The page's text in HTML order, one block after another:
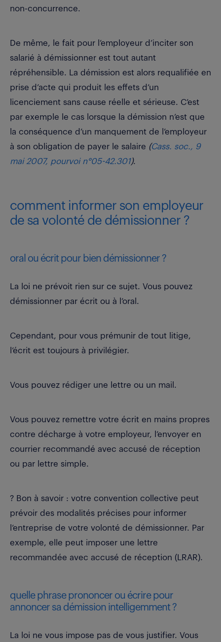
non-concurrence.
De même, le fait pour l’employeur d’inciter son
salarié à démissionner est tout autant
répréhensible. La démission est alors requalifiée en
prise d’acte qui produit les effets d’un
licenciement sans cause réelle et sérieuse. C’est
par exemple le cas lorsque la démission n’est que
la conséquence d’un manquement de l’employeur
à son obligation de payer le salaire (Cass. soc., 9
mai 2007, pourvoi n°05-42.301).
comment informer son employeur
de sa volonté de démissionner ?
oral ou écrit pour bien démissionner ?
La loi ne prévoit rien sur ce sujet. Vous pouvez
démissionner par écrit ou à l’oral.
Cependant, pour vous prémunir de tout litige,
l’écrit est toujours à privilégier.
Vous pouvez rédiger une lettre ou un mail.
Vous pouvez remettre votre écrit en mains propres
contre décharge à votre employeur, l’envoyer en
courrier recommandé avec accusé de réception
ou par lettre simple.
? Bon à savoir : votre convention collective peut
prévoir des modalités précises pour informer
l’entreprise de votre volonté de démissionner. Par
exemple, elle peut imposer une lettre
recommandée avec accusé de réception (LRAR).
quelle phrase prononcer ou écrire pour
annoncer sa démission intelligemment ?
La loi ne vous impose pas de vous justifier. Vous